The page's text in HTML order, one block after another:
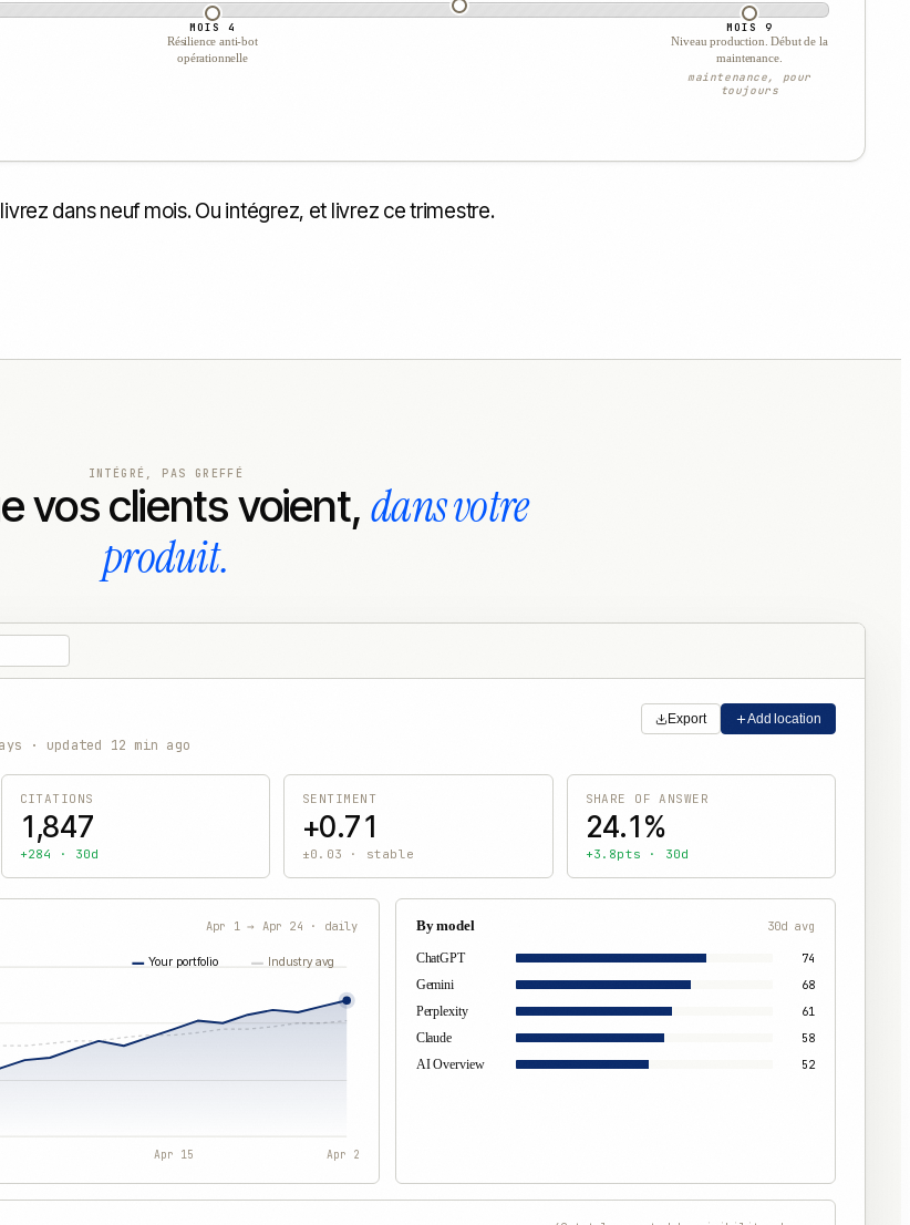
MOIS 4
Résilience anti-bot
opérationnelle
MOIS 9
Niveau production. Début de la
maintenance.
maintenance, pour
toujours
dans neuf mois. Ou intégrez, et livrez ce trimestre.
INTÉGRÉ, PAS GREFFÉ
vos clients voient,dans votre
produit.
· updated 12 min ago
Export Add location
CITATIONS
1,847
+284 · 30d
SENTIMENT
+0.71
±0.03 · stable
SHARE OF ANSWER
24.1%
+3.8pts · 30d
Apr 1 → Apr 24 · daily
Apr 15 Apr 22
Your portfolio Industry avg
By model 30d avg
ChatGPT 74
Gemini 68
Perplexity 61
Claude 58
AI Overview 52